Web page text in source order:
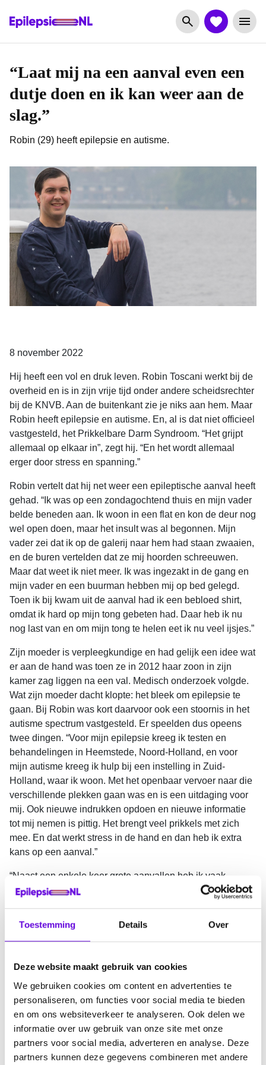
Toestemming Details Over
Deze website maakt gebruik van cookies
We gebruiken cookies om content en advertenties te
personaliseren, om functies voor social media te bieden
en om ons websiteverkeer te analyseren. Ook delen we
informatie over uw gebruik van onze site met onze
partners voor social media, adverteren en analyse. Deze
partners kunnen deze gegevens combineren met andere
“Laat mij na een aanval even een
dutje doen en ik kan weer aan de
slag.”
Robin (29) heeft epilepsie en autisme.
8 november 2022
Hij heeft een vol en druk leven. Robin Toscani werkt bij de
overheid en is in zijn vrije tijd onder andere scheidsrechter
bij de KNVB. Aan de buitenkant zie je niks aan hem. Maar
Robin heeft epilepsie en autisme. En, al is dat niet officieel
vastgesteld, het Prikkelbare Darm Syndroom. “Het grijpt
allemaal op elkaar in”, zegt hij. “En het wordt allemaal
erger door stress en spanning.”
Robin vertelt dat hij net weer een epileptische aanval heeft
gehad. “Ik was op een zondagochtend thuis en mijn vader
belde beneden aan. Ik woon in een flat en kon de deur nog
wel open doen, maar het insult was al begonnen. Mijn
vader zei dat ik op de galerij naar hem had staan zwaaien,
en de buren vertelden dat ze mij hoorden schreeuwen.
Maar dat weet ik niet meer. Ik was ingezakt in de gang en
mijn vader en een buurman hebben mij op bed gelegd.
Toen ik bij kwam uit de aanval had ik een bebloed shirt,
omdat ik hard op mijn tong gebeten had. Daar heb ik nu
nog last van en om mijn tong te helen eet ik nu veel ijsjes.”
Zijn moeder is verpleegkundige en had gelijk een idee wat
er aan de hand was toen ze in 2012 haar zoon in zijn
kamer zag liggen na een val. Medisch onderzoek volgde.
Wat zijn moeder dacht klopte: het bleek om epilepsie te
gaan. Bij Robin was kort daarvoor ook een stoornis in het
autisme spectrum vastgesteld. Er speelden dus opeens
twee dingen. “Voor mijn epilepsie kreeg ik testen en
behandelingen in Heemstede, Noord-Holland, en voor
mijn autisme kreeg ik hulp bij een instelling in Zuid-
Holland, waar ik woon. Met het openbaar vervoer naar die
verschillende plekken gaan was en is een uitdaging voor
mij. Ook nieuwe indrukken opdoen en nieuwe informatie
tot mij nemen is pittig. Het brengt veel prikkels met zich
mee. En dat werkt stress in de hand en dan heb ik extra
kans op een aanval.”
“Naast een enkele keer grote aanvallen heb ik vaak
absences. Die worden bij mij meestal veroorzaakt door
jaren medicijnen. Zijn neuroloog schrijft die voor. Hij stelde
Robin na een tijdje voor om de medicijnen af te bouwen.
Maar dat pakte door zijn autisme niet zo goed uit. Robin:
“De specialist zei tegen mij: ‘je mag gaan afbouwen met
de medicatie.’ Als autist neem ik zoiets heel letterlijk. Ik
dacht: ik ga nu een paar dagen overslaan en geen pillen
innemen. Maar dat was gewoon te snel, waardoor de